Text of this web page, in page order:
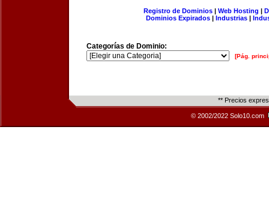
Registro de Dominios| Web Hosting |
Dominios Expirados | Industrias |
Categorías de Dominio:
[Pág.
** Precios
© 2002/2022 Solo10.com